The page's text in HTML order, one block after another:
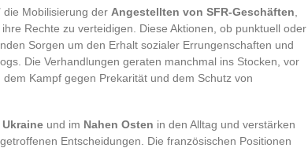
die Mobilisierung der Angestellten von SFR-Geschäften
Rechte zu verteidigen. Diese Aktionen, ob punktuell oder
Sorgen um den Erhalt sozialer Errungenschaften und
Die Verhandlungen geraten manchmal ins Stocken, vor
Kampf gegen Prekarität und dem Schutz von
und im Nahen Osten in den Alltag und verstärken
Entscheidungen. Die französischen Positionen